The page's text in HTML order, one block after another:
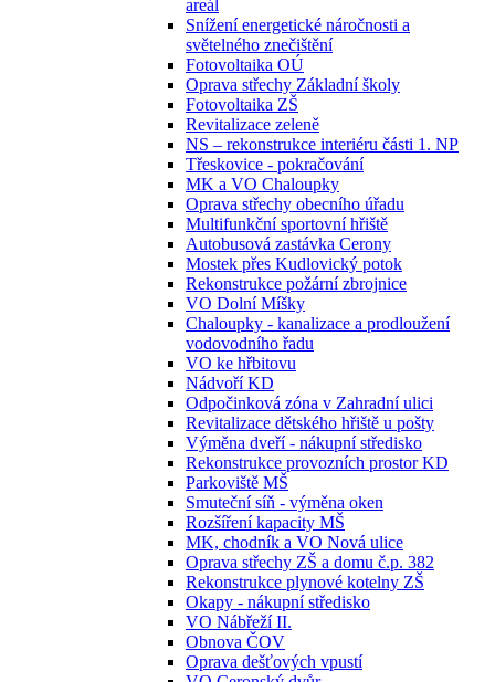
areál
Snížení energetické náročnosti a
světelného znečištění
Fotovoltaika OÚ
Oprava střechy Základní školy
Fotovoltaika ZŠ
Revitalizace zeleně
NS – rekonstrukce interiéru části 1. NP
Třeskovice - pokračování
MK a VO Chaloupky
Oprava střechy obecního úřadu
Multifunkční sportovní hřiště
Autobusová zastávka Cerony
Mostek přes Kudlovický potok
Rekonstrukce požární zbrojnice
VO Dolní Míšky
Chaloupky - kanalizace a prodloužení
vodovodního řadu
VO ke hřbitovu
Nádvoří KD
Odpočinková zóna v Zahradní ulici
Revitalizace dětského hřiště u pošty
Výměna dveří - nákupní středisko
Rekonstrukce provozních prostor KD
Parkoviště MŠ
Smuteční síň - výměna oken
Rozšíření kapacity MŠ
MK, chodník a VO Nová ulice
Oprava střechy ZŠ a domu č.p. 382
Rekonstrukce plynové kotelny ZŠ
Okapy - nákupní středisko
VO Nábřeží II.
Obnova ČOV
Oprava dešťových vpustí